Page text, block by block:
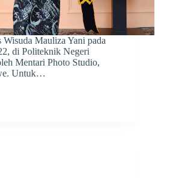
Wisuda Mauliza Yani pada
di Politeknik Negeri
Mentari Photo Studio,
Untuk…